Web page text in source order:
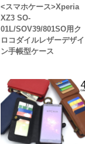
<スマホケース>Xperia
XZ3 SO-
01L/SOV39/801SO用ク
ロコダイルレザーデザイ
ン手帳型ケース